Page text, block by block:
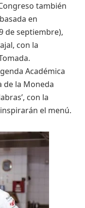
también
en
de septiembre),
con la
Académica
de la Moneda
con la
el menú.